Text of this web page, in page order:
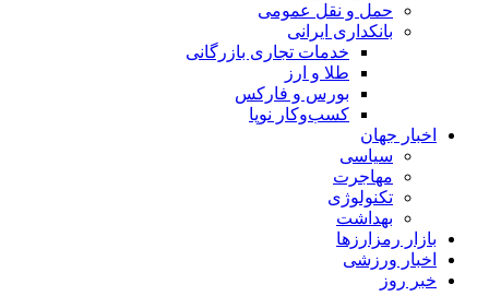
حمل و نقل عمومی
بانکداری ایرانی
خدمات تجاری بازرگانی
طلا و ارز
بورس و فارکس
کسب‌وکار نوپا
اخبار جهان
سیاسی
مهاجرت
تکنولوژی
بهداشت
بازار رمزارزها
اخبار ورزشی
خبر روز